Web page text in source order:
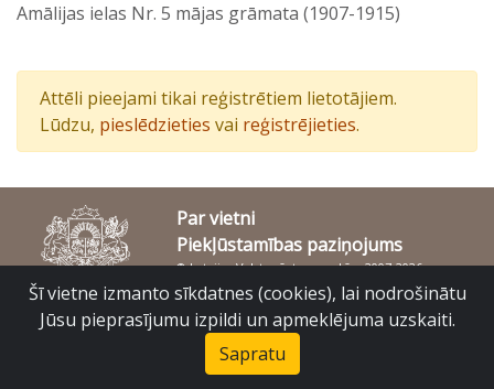
Amālijas ielas Nr. 5 mājas grāmata (1907-1915)
Attēli pieejami tikai reģistrētiem lietotājiem.
Lūdzu, pieslēdzieties vai reģistrējieties.
Par vietni
Piekļūstamības paziņojums
© Latvijas Valsts vēstures arhīvs 2007-2026
Slokas iela 16, Rīga, LV – 1048
Šī vietne izmanto sīkdatnes (cookies), lai nodrošinātu
Jūsu pieprasījumu izpildi un apmeklējuma uzskaiti.
Sapratu